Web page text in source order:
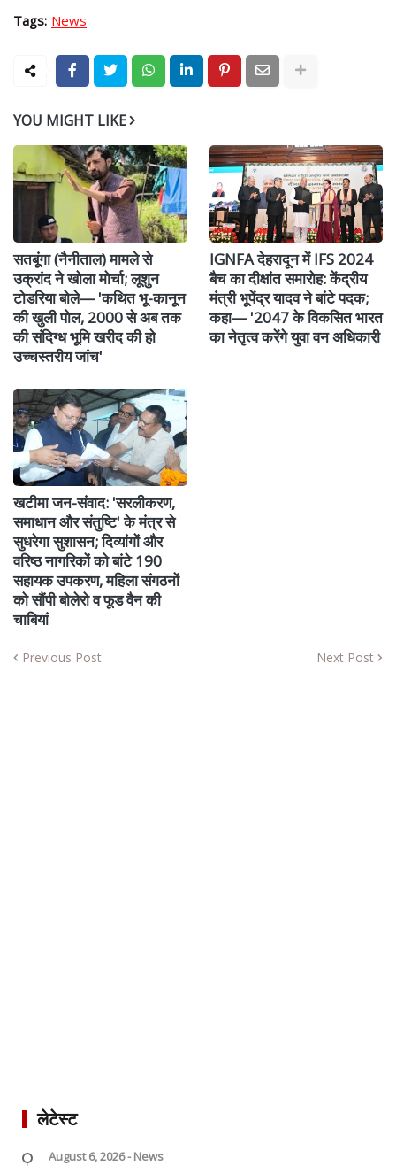
Tags: News
YOU MIGHT LIKE
सतबूंगा (नैनीताल) मामले से
उक्रांद ने खोला मोर्चा; लूशुन
टोडरिया बोले— 'कथित भू-कानून
की खुली पोल, 2000 से अब तक
की संदिग्ध भूमि खरीद की हो
उच्चस्तरीय जांच'
IGNFA देहरादून में IFS 2024
बैच का दीक्षांत समारोह: केंद्रीय
मंत्री भूपेंद्र यादव ने बांटे पदक;
कहा— '2047 के विकसित भारत
का नेतृत्व करेंगे युवा वन अधिकारी
खटीमा जन-संवाद: 'सरलीकरण,
समाधान और संतुष्टि' के मंत्र से
सुधरेगा सुशासन; दिव्यांगों और
वरिष्ठ नागरिकों को बांटे 190
सहायक उपकरण, महिला संगठनों
को सौंपी बोलेरो व फूड वैन की
चाबियां
Previous Post Next Post
लेटेस्ट
August 6, 2026 - News